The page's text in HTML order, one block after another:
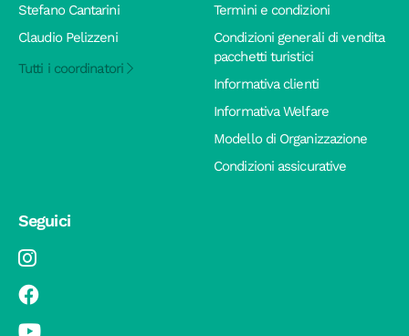
Stefano Cantarini
Claudio Pelizzeni
Tutti i coordinatori
Termini e condizioni
Condizioni generali di vendita
pacchetti turistici
Informativa clienti
Informativa Welfare
Modello di Organizzazione
Condizioni assicurative
Seguici